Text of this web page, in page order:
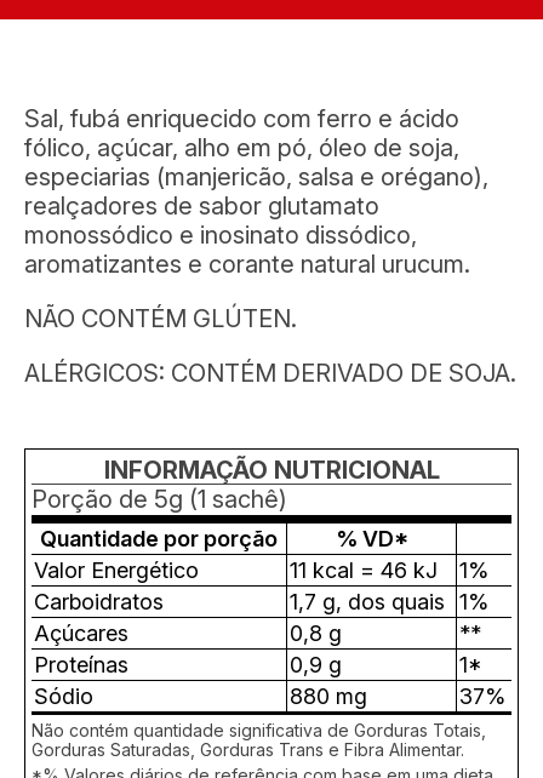
Sal, fubá enriquecido com ferro e ácido
fólico, açúcar, alho em pó, óleo de soja,
especiarias (manjericão, salsa e orégano),
realçadores de sabor glutamato
monossódico e inosinato dissódico,
aromatizantes e corante natural urucum.
NÃO CONTÉM GLÚTEN.
ALÉRGICOS: CONTÉM DERIVADO DE SOJA.
INFORMAÇÃO NUTRICIONAL
Porção de 5g (1 sachê)
Quantidade por porção
% VD*
Valor Energético
11 kcal = 46 kJ
1%
Carboidratos
1,7 g, dos quais
1%
Açúcares
0,8 g
**
Proteínas
0,9 g
1*
Sódio
880 mg 37%
Não contém quantidade significativa de Gorduras Totais,
Gorduras Saturadas, Gorduras Trans e Fibra Alimentar.